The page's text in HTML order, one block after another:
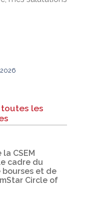
les
CSEM
cadre du
bourses et de
Circle of